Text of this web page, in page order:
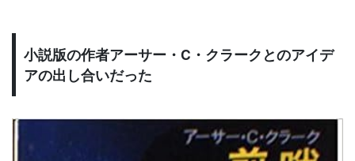
小説版の作者アーサー・C・クラークとのアイデ
アの出し合いだった